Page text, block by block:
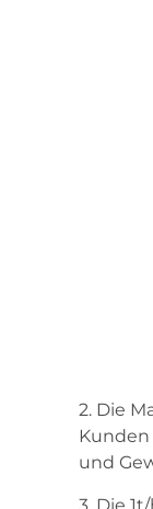
2. Die
und
3. Die